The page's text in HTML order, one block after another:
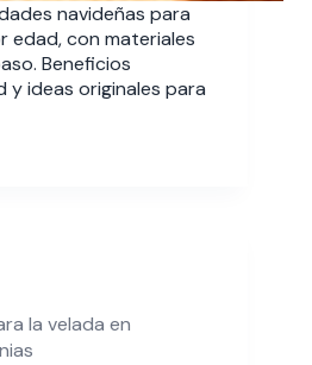
navideñas para
edad, con materiales
Beneficios
y ideas originales para
la velada en